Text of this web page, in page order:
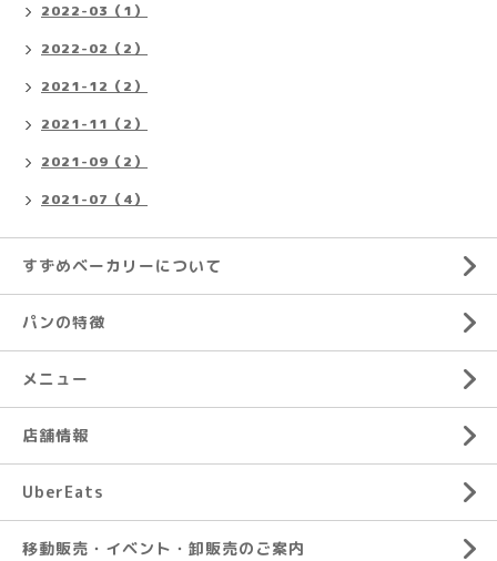
2022-03（1）
2022-02（2）
2021-12（2）
2021-11（2）
2021-09（2）
2021-07（4）
すずめベーカリーについて
パンの特徴
メニュー
店舗情報
UberEats
移動販売・イベント・卸販売のご案内